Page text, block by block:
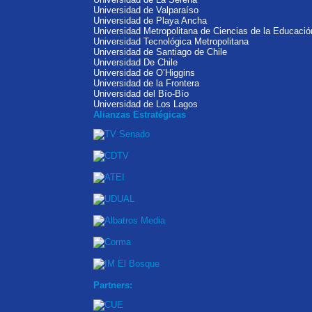
Universidad de Valparaíso
Universidad de Playa Ancha
Universidad Metropolitana de Ciencias de la
Universidad Tecnológica Metropolitana
Universidad de Santiago de Chile
Universidad De Chile
Universidad de O’Higgins
Universidad de la Frontera
Universidad del Bío-Bío
Universidad de Los Lagos
Alianzas Estratégicas
Partners: